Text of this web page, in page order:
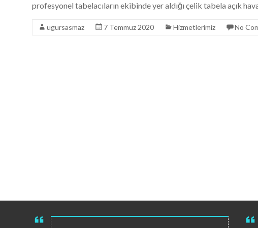
profesyonel tabelacıların ekibinde yer aldığı çelik tabela açık
ugursasmaz 7 Temmuz 2020 Hizmetlerimiz No